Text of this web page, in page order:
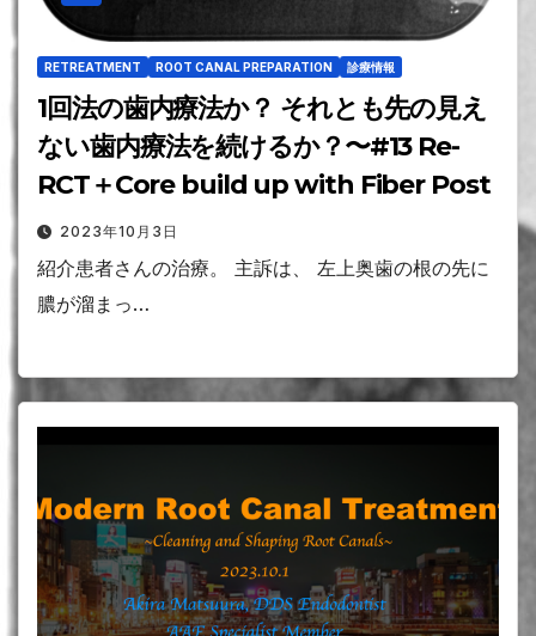
RETREATMENT ROOT CANAL PREPARATION 診療情報
1回法の歯内療法か？ それとも先の見え
ない歯内療法を続けるか？〜#13 Re-
RCT＋Core build up with Fiber Post
2023年10月3日
紹介患者さんの治療。 主訴は、 左上奥歯の根の先に
膿が溜まっ…